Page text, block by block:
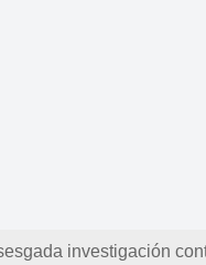
investigación